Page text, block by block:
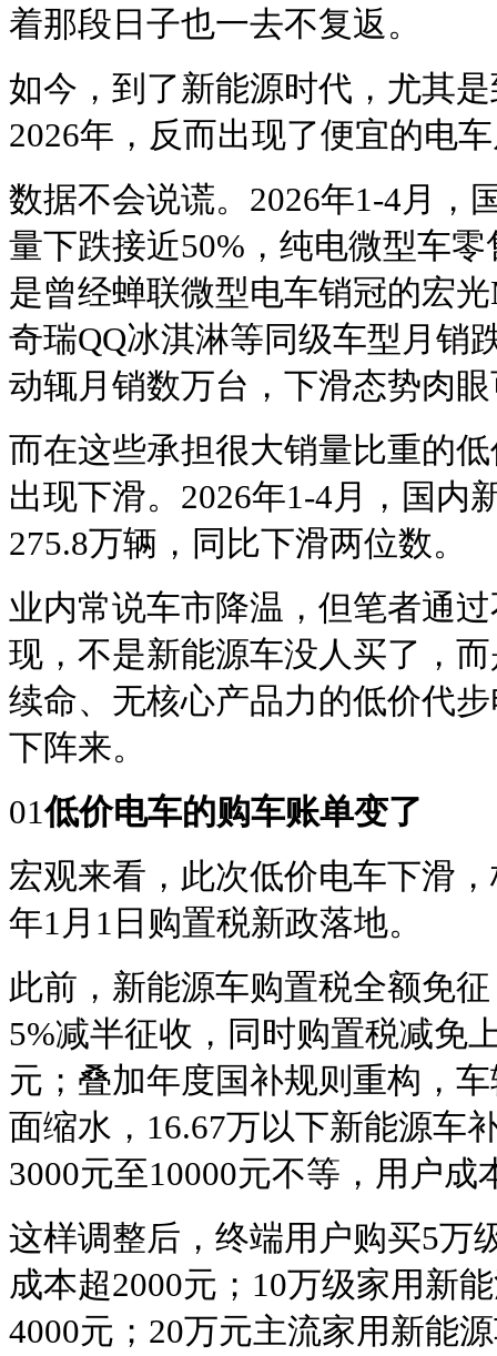
着那段日子也一去不复返。
如今，到了新能源时代，尤其
2026年，反而出现了便宜的电
数据不会说谎。2026年1-4月，
量下跌接近50%，纯电微型车
是曾经蝉联微型电车销冠的宏
奇瑞QQ冰淇淋等同级车型月销
动辄月销数万台，下滑态势肉
而在这些承担很大销量比重的
出现下滑。2026年1-4月，国内
275.8万辆，同比下滑两位数。
业内常说车市降温，但笔者通
现，不是新能源车没人买了，
续命、无核心产品力的低价代
下阵来。
01低价电车的购车账单变了
宏观来看，此次低价电车下滑
年1月1日购置税新政落地。
此前，新能源车购置税全额免
5%减半征收，同时购置税减免
元；叠加年度国补规则重构，
面缩水，16.67万以下新能源车
3000元至10000元不等，用户成
这样调整后，终端用户购买5万
成本超2000元；10万级家用新
4000元；20万元主流家用新能